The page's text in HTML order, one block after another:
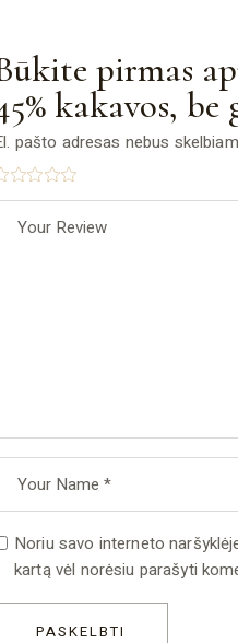
pirmas
kakavos,
pašto adresas nebus
Noriu savo interneto
kartą vėl norėsiu parašyti
PASKELBTI